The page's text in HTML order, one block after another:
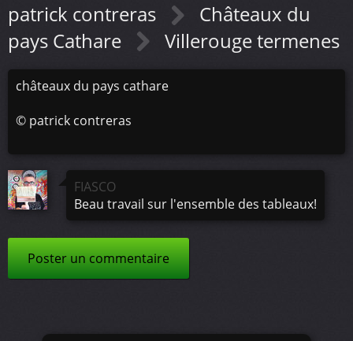
patrick contreras
Châteaux du
pays Cathare
Villerouge termenes
châteaux du pays cathare
© patrick contreras
FIASCO
Beau travail sur l'ensemble des tableaux!
Poster un commentaire